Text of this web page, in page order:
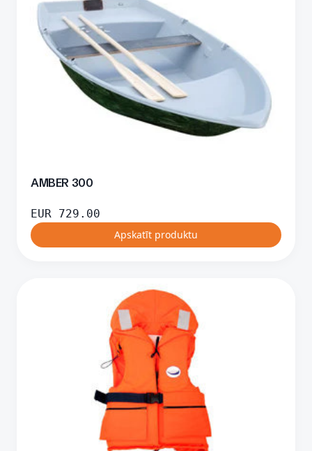
AMBER 300
EUR 729.00
Apskatīt produktu